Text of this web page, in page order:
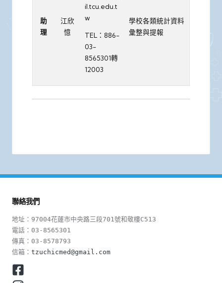
助
理
江欣
憶
il.tcu.edu.t
w
TEL：886-
03-
8565301轉
12003
學校各類統計資料
彙整與提報
聯絡我們
地址：97004花蓮市中央路三段701號和敬樓C513
電話：03-8565301
傳真：03-8578793
信箱： tzuchicmed@gmail.com